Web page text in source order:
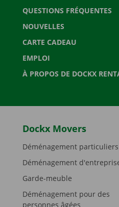
QUESTIONS FRÉQUENTES
NOUVELLES
CARTE CADEAU
EMPLOI
À PROPOS DE DOCKX
Dockx Movers
Déménagement particuliers
Déménagement
Garde-meuble
Déménagement pour des
personnes âgées